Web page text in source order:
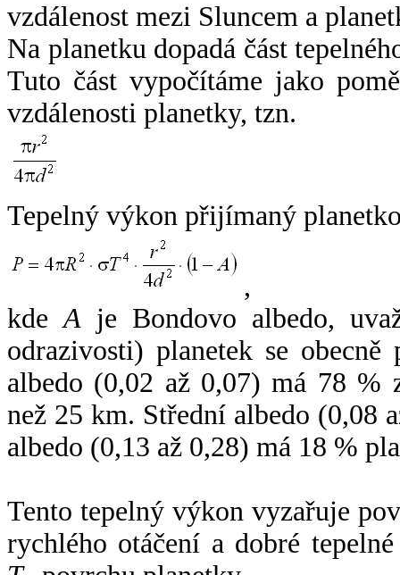
vzdálenost mezi Sluncem a
Na planetku dopadá část
Tuto část vypočítáme jako
vzdálenosti planetky, tzn.
Tepelný výkon přijímaný
,
kdeA je Bondovo albedo,
odrazivosti) planetek se
albedo (0,02 až 0,07) má 78 %
než 25 km. Střední albedo (0,08
albedo (0,13 až 0,28) má 18 %
Tento tepelný výkon vyzařuje
rychlého otáčení a dobré